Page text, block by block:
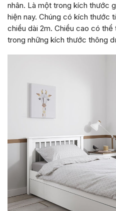
nhân. Là một trong kích thước
hiện nay. Chúng có kích thước
chiều dài 2m. Chiều cao có
trong những kích thước thông